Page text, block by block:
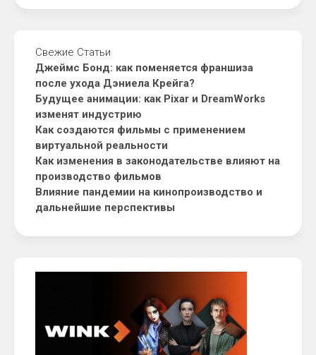
Свежие Статьи
Джеймс Бонд: как поменяется франшиза
после ухода Дэниела Крейга?
Будущее анимации: как Pixar и DreamWorks
изменят индустрию
Как создаются фильмы с применением
виртуальной реальности
Как изменения в законодательстве влияют на
производство фильмов
Влияние пандемии на кинопроизводство и
дальнейшие перспективы